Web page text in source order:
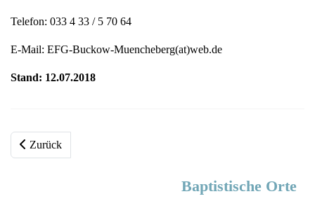
Telefon: 033 4 33 / 5 70 64
E-Mail: EFG-Buckow-Muencheberg(at)web.de
Stand: 12.07.2018
Zurück
Baptistische Orte